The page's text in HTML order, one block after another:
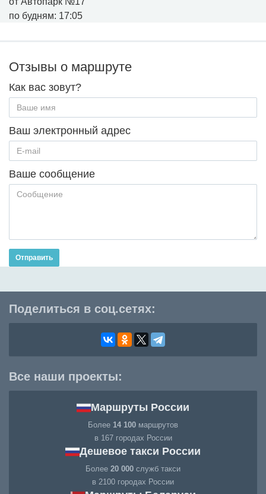
по будням: 17:05
Отзывы о маршруте
Как вас зовут?
Ваш электронный адрес
Ваше сообщение
Отправить
Поделиться в соц.сетях:
Все наши проекты:
Маршруты России
Более 14 100 маршрутов
в 167 городах России
Дешевое такси России
Более 20 000 служб такси
в 2100 городах России